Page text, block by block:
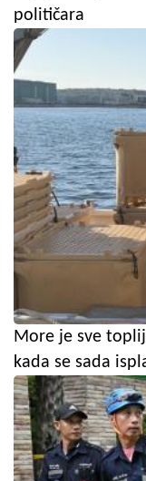
političara
More je sve
kada se sada